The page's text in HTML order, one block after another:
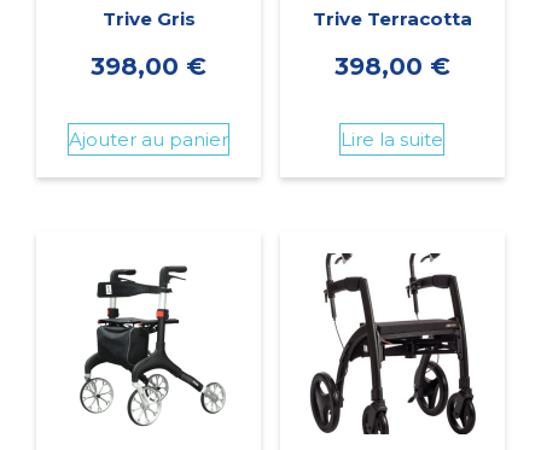
Trive Gris
398,00 €
Ajouter au panier
Trive Terracotta
398,00 €
Lire la suite